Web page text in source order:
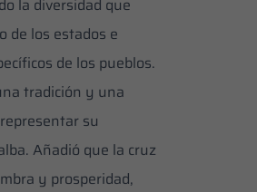
la diversidad que
de los estados e
de los pueblos.
tradición y una
su
Añadió que la cruz
y prosperidad,